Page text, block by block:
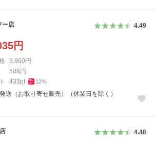
ー店 4.49
円
3,960 円
508 円
433pt 12%
送（お取り寄せ販売）（休業日を除く）
4.48